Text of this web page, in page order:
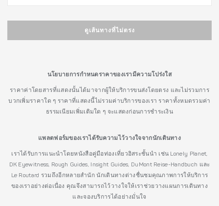
ดูเส้นทางที่ไม่ตรง
นโยบายการกำหนดราคาของเรามีความโปร่งใส
ราคาค่าโดยสารที่แสดงนั้นได้มาจากผู้ให้บริการขนส่งโดยตรง และไม่รวมการ
บวกเพิ่มราคาใด ๆ ราคาที่แสดงนี้ไม่รวมค่าบริการของเรา ราคาทั้งหมดรวมค่า
ธรรมเนียมเพิ่มเติมใด ๆ จะแสดงก่อนการชำระเงิน
แพลตฟอร์มของเราได้รับความไว้วางใจจากนักเดินทาง
เราได้รับการแนะนำโดยหนังสือคู่มือท่องเที่ยวอิสระชั้นนำ เช่น Lonely Planet,
DK Eyewitness, Rough Guides, Insight Guides, DuMont Reise-Handbuch และ
Le Routard รวมถึงอีกหลายสำนัก นักเดินทางต่างชื่นชมคุณภาพการให้บริการ
ของเราอย่างต่อเนื่อง คุณจึงสามารถไว้วางใจให้เราช่วยวางแผนการเดินทาง
และจองบริการได้อย่างมั่นใจ